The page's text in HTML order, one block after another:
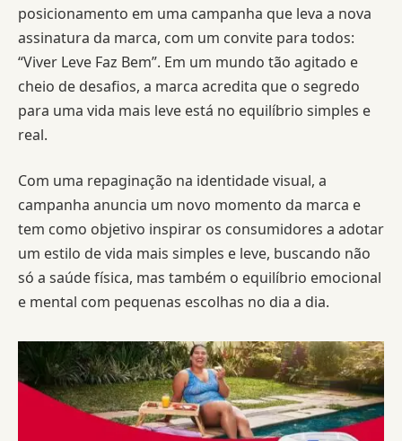
posicionamento em uma campanha que leva a nova
assinatura da marca, com um convite para todos:
“Viver Leve Faz Bem”. Em um mundo tão agitado e
cheio de desafios, a marca acredita que o segredo
para uma vida mais leve está no equilíbrio simples e
real.
Com uma repaginação na identidade visual, a
campanha anuncia um novo momento da marca e
tem como objetivo inspirar os consumidores a adotar
um estilo de vida mais simples e leve, buscando não
só a saúde física, mas também o equilíbrio emocional
e mental com pequenas escolhas no dia a dia.